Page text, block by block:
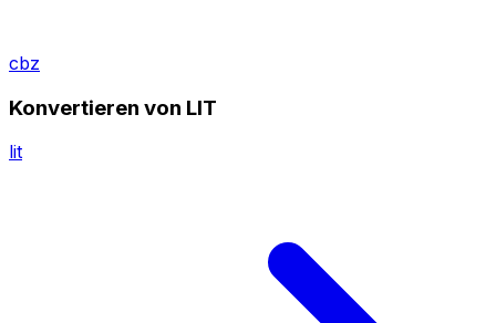
cbz
Konvertieren von LIT
lit